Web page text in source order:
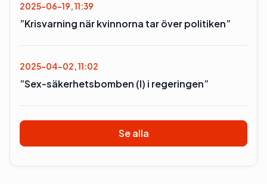
2025-06-19, 11:39
”Krisvarning när kvinnorna tar över politiken”
2025-04-02, 11:02
”Sex-säkerhetsbomben (l) i regeringen”
Se alla